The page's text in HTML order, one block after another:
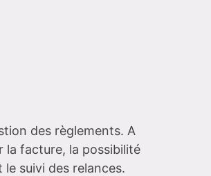
des règlements. A
la facture, la possibilité
suivi des relances.